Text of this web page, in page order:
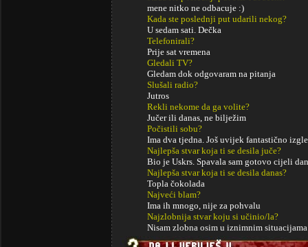
mene nitko ne odbacuje :)
Kada ste poslednji put udarili nekog?
U sedam sati. Dečka
Telefonirali?
Prije sat vremena
Gledali TV?
Gledam dok odgovaram na pitanja
Slušali radio?
Jutros
Rekli nekome da ga volite?
Jučer ili danas, ne bilježim
Počistili sobu?
Ima dva tjedna. Još uvijek fantastično
Najlepša stvar koja ti se desila juče?
Bio je Uskrs. Spavala sam gotovo cijeli dan
Najlepša stvar koja ti se desila danas?
Topla čokolada
Najveći blam?
Ima ih mnogo, nije za pohvalu
Najzlobnija stvar koju si učinio/la?
Nisam zlobna osim u iznimnim